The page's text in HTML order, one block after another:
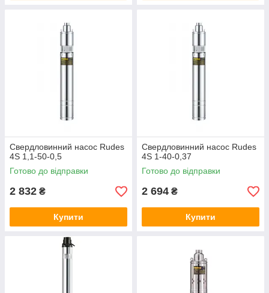
Свердловинний насос Rudes
4S 1,1-50-0,5
Готово до відправки
2 832 ₴
Купити
Свердловинний насос Rudes
4S 1-40-0,37
Готово до відправки
2 694 ₴
Купити